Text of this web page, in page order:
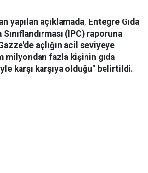
yapılan açıklamada, Entegre Gıda
(IPC) raporuna
açlığın acil seviyeye
milyondan fazla kişinin gıda
karşı karşıya olduğu" belirtildi.